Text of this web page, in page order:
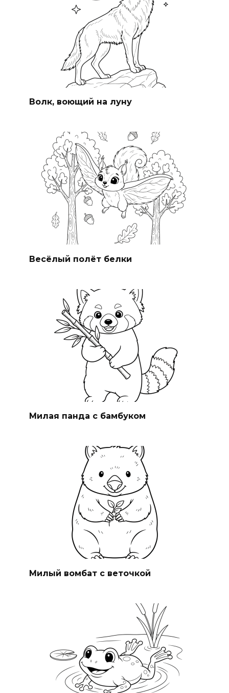
Волк, воющий на луну
Весёлый полёт белки
Милая панда с бамбуком
Милый вомбат с веточкой